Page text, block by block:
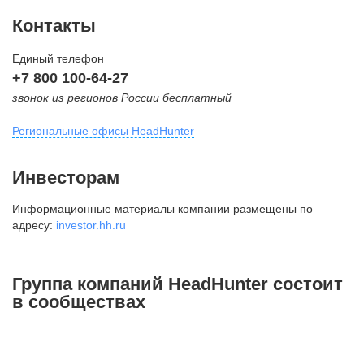
Контакты
Единый телефон
+7 800 100-64-27
звонок из регионов России бесплатный
Региональные офисы HeadHunter
внутригородская территория
Муниципальный округ Тверской,
2-я Брестская ул., д. 48,
+7 495 980-64-27
Инвесторам
Информационные материалы компании размещены по
адресу: investor.hh.ru
Группа компаний HeadHunter состоит
в сообществах